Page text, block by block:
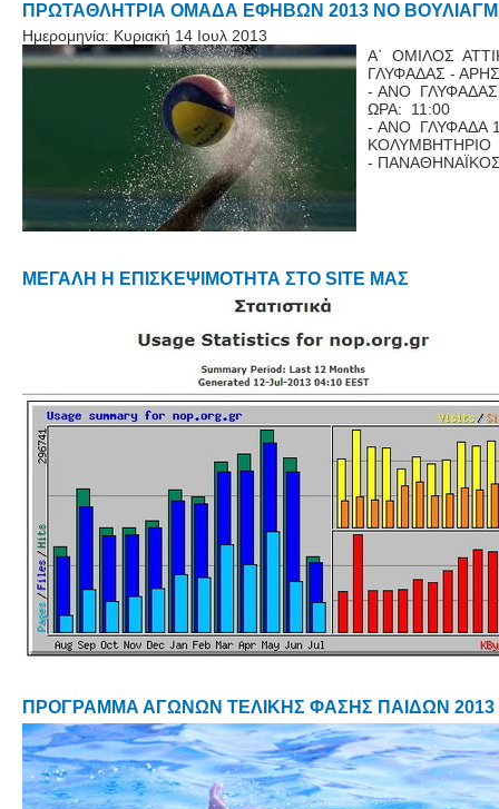
ΠΡΩΤΑΘΛΗΤΡΙΑ ΟΜΑΔΑ ΕΦΗΒΩΝ 2013 ΝΟ
Ημερομηνία: Κυριακή 14 Ιουλ 2013
A΄ ΟΜΙΛΟΣ
ΓΛΥΦΑΔΑΣ -
- ΑΝΟ
ΩΡΑ: 11:00
- ΑΝΟ
-
ΜΕΓΑΛΗ Η ΕΠΙΣΚΕΨΙΜΟΤΗΤΑ ΣΤΟ SITE ΜΑΣ
ΠΡΟΓΡΑΜΜΑ ΑΓΩΝΩΝ ΤΕΛΙΚΗΣ ΦΑΣΗΣ ΠΑΙΔΩΝ 2013